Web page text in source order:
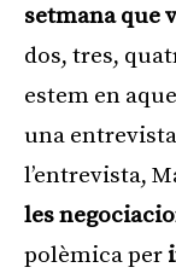
setmana que
dos, tres,
estem en
una entrevista
l’entrevista,
les
polèmica per